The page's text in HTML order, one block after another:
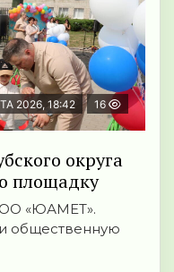
2026, 18:42 16
округа
площадку
«ЮАМЕТ».
общественную